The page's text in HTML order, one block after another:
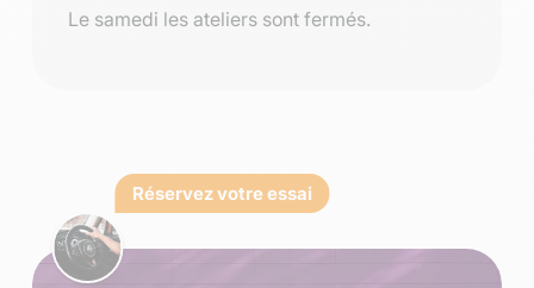
Le samedi les ateliers sont fermés.
Réservez votre essai